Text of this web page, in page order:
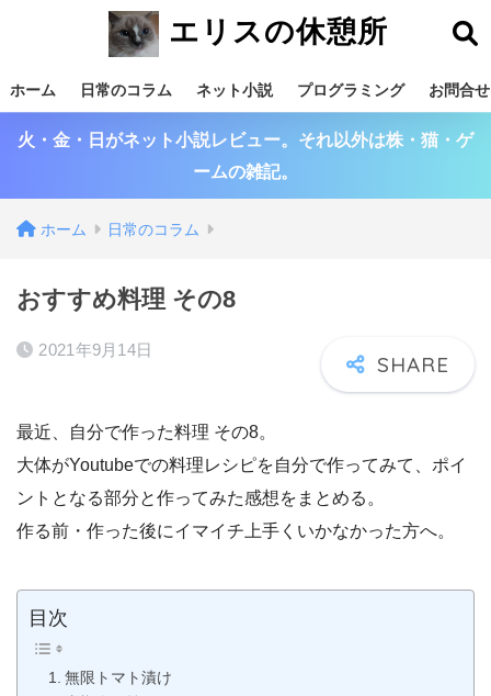
エリスの休憩所
ホーム 日常のコラム ネット小説 プログラミング お問合せ
火・金・日がネット小説レビュー。それ以外は株・猫・ゲ
ームの雑記。
ホーム 日常のコラム
おすすめ料理 その8
2021年9月14日
最近、自分で作った料理 その8。
大体がYoutubeでの料理レシピを自分で作ってみて、ポイ
ントとなる部分と作ってみた感想をまとめる。
作る前・作った後にイマイチ上手くいかなかった方へ。
目次
無限トマト漬け